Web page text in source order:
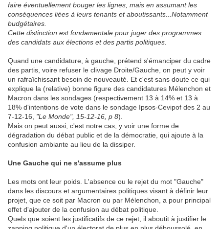
faire éventuellement bouger les lignes, mais en assumant les
conséquences liées à leurs tenants et aboutissants...Notamment
budgétaires.
Cette distinction est fondamentale pour juger des programmes
des candidats aux élections et des partis politiques.
Quand une candidature, à gauche, prétend s'émanciper du cadre
des partis, voire refuser le clivage Droite/Gauche, on peut y voir
un rafraîchissant besoin de nouveauté. Et c'est sans doute ce qui
explique la (relative) bonne figure des candidatures Mélenchon et
Macron dans les sondages (respectivement 13 à 14% et 13 à
18% d'intentions de vote dans le sondage Ipsos-Cevipof des 2 au
7-12-16, "Le Monde", 15-12-16, p 8).
Mais on peut aussi, c'est notre cas, y voir une forme de
dégradation du débat public et de la démocratie, qui ajoute à la
confusion ambiante au lieu de la dissiper.
Une Gauche qui ne s'assume plus
Les mots ont leur poids. L'absence ou le rejet du mot "Gauche"
dans les discours et argumentaires politiques visant à définir leur
projet, que ce soit par Macron ou par Mélenchon, a pour principal
effet d'ajouter de la confusion au débat politique.
Quels que soient les justificatifs de ce rejet, il aboutit à justifier le